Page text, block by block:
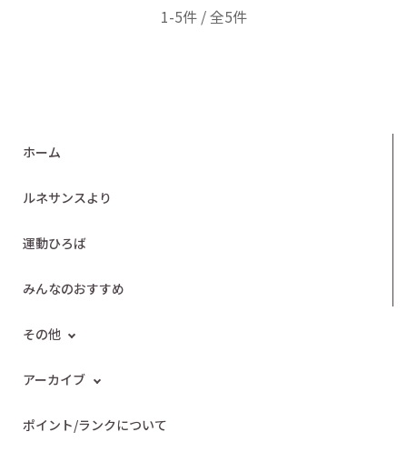
1-5件 / 全5件
ホーム
ルネサンスより
運動ひろば
みんなのおすすめ
その他
アーカイブ
ポイント/ランクについて